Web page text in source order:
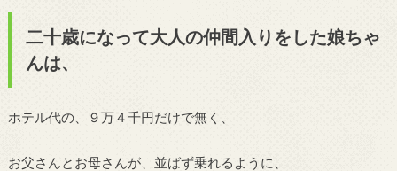
二十歳になって大人の仲間入りをした娘ちゃ
んは、
ホテル代の、９万４千円だけで無く、
お父さんとお母さんが、並ばず乗れるように、